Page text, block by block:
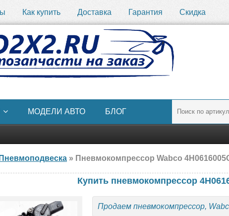
Как купить Доставка Гарантия Скидка
МОДЕЛИ АВТО БЛОГ
Пневмоподвеска » Пневмокомпрессор Wabco
Купить пневмокомпрессор
Продаем пневмокомпрессор,